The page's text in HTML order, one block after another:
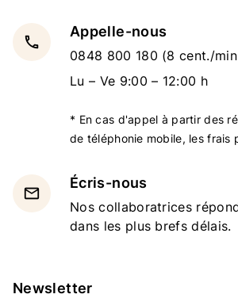
local_phone
Appelle-nous
0848 800 180 (8 cent./
Lu – Ve 9:00 – 12:00 h
* En cas d'appel à partir des
de téléphonie mobile, les frais
email
Écris-nous
Nos collaboratrices
dans les plus brefs délais.
Newsletter